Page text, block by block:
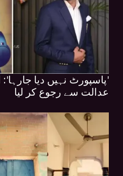
'پاسپورٹ نہیں دیا جارہا':
عدالت سے رجوع کر لیا